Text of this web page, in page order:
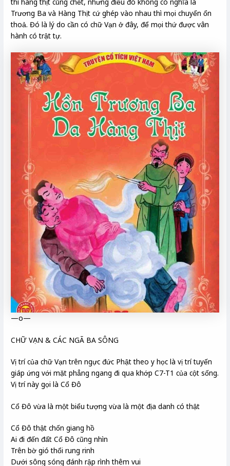
Trương Ba và Hàng Thịt cứ ghép vào nhau thì mọi chuyển ổn
thoả. Đó là lý do cần có chữ Vạn ở đây, để mọi thứ được vân
hành có trật tự.
—o—
CHỮ VẠN & CÁC NGÃ BA SÔNG
Vị trí của chữ Vạn trên ngực đức Phật theo y học là vị trí tuyến
giáp ứng với mặt phẳng ngang đi qua khớp C7-T1 của cột sống.
Vị trí này gọi là Cổ Đô
Cổ Đô vừa là một biểu tượng vừa là một địa danh có thật
Cổ Đô thật chốn giang hồ
Ai đi đến đất Cổ Đô cũng nhìn
Trên bờ gió thổi rung rinh
Dưới sông sóng đánh rập rình thêm vui